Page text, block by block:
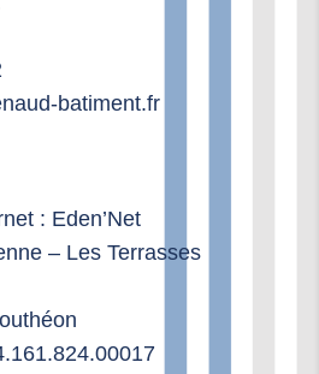
batiment.fr
: Eden’Net
– Les Terrasses